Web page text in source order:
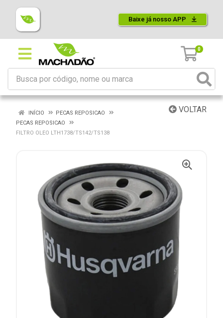
Baixe já nosso APP
0
VOLTAR
INÍCIO
PECAS REPOSICAO
PECAS REPOSICAO
FILTRO OLEO LTH1738/TS142/TS138